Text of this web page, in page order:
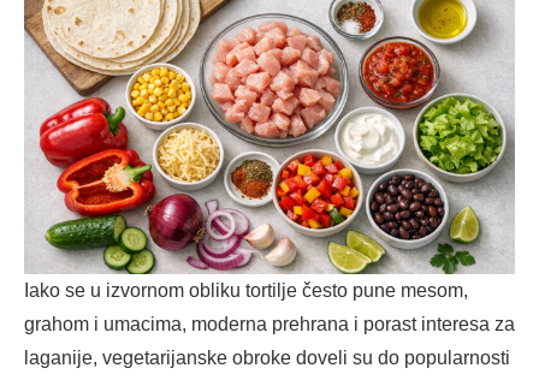
Iako se u izvornom obliku tortilje često pune mesom,
grahom i umacima, moderna prehrana i porast interesa za
laganije, vegetarijanske obroke doveli su do popularnosti